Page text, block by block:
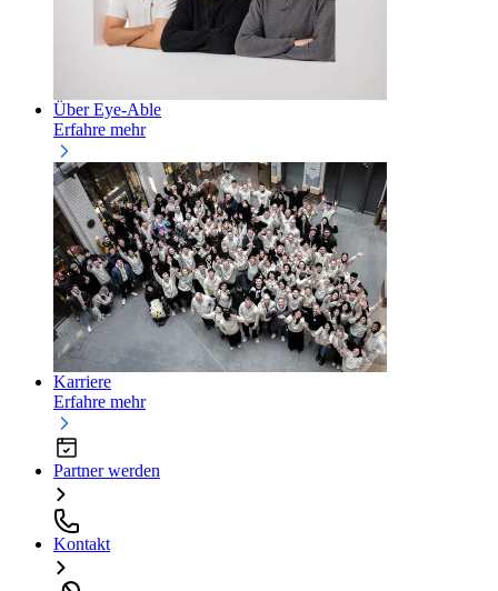
Über Eye-Able
Erfahre mehr
Karriere
Erfahre mehr
Partner werden
Kontakt